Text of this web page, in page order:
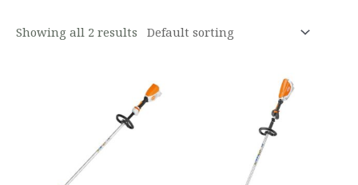
Showing all 2 results